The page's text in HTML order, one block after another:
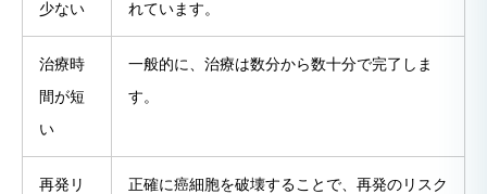
少ない れています。
治療時
間が短
い
一般的に、治療は数分から数十分で完了しま
す。
再発リ
正確に癌細胞を破壊することで、再発のリスク